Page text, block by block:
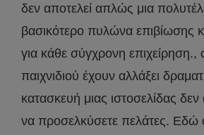
δεν αποτελεί απλώς μια
βασικότερο πυλώνα επιβίωσης
για κάθε σύγχρονη επιχείρηση.,
παιχνιδιού έχουν αλλάξει
κατασκευή μιας ιστοσελίδας δεν
να προσελκύσετε πελάτες. Εδώ